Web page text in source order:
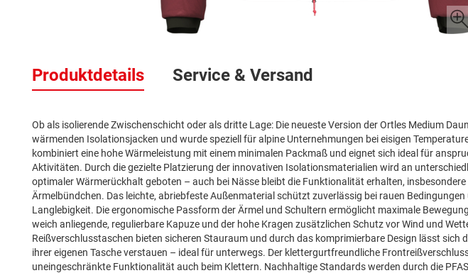
der
Bildergalerie
Produktdetails
Ob als isolierende Zwischenschicht oder als dritte Lage: Die neueste Version der Ortles Medium
wärmenden Isolationsjacken und wurde speziell für alpine Unternehmungen bei eisigen
kombiniert eine hohe Wärmeleistung mit einem minimalen Packmaß und eignet sich ideal für
Aktivitäten. Durch die gezielte Platzierung der innovativen Isolationsmaterialien wird an
optimaler Wärmerückhalt geboten – auch bei Nässe bleibt die Funktionalität erhalten, insbesondere
Ärmelbündchen. Das leichte, abriebfeste Außenmaterial schützt zuverlässig bei rauen
Langlebigkeit. Die ergonomische Passform der Ärmel und Schultern ermöglicht maximale
weich anliegende, regulierbare Kapuze und der hohe Kragen zusätzlichen Schutz vor Wind und
Reißverschlusstaschen bieten sicheren Stauraum und durch das komprimierbare Design lässt sich
ihrer eigenen Tasche verstauen – ideal für unterwegs. Der klettergurtfreundliche
uneingeschränkte Funktionalität auch beim Klettern. Nachhaltige Standards werden durch die
Service & Versand